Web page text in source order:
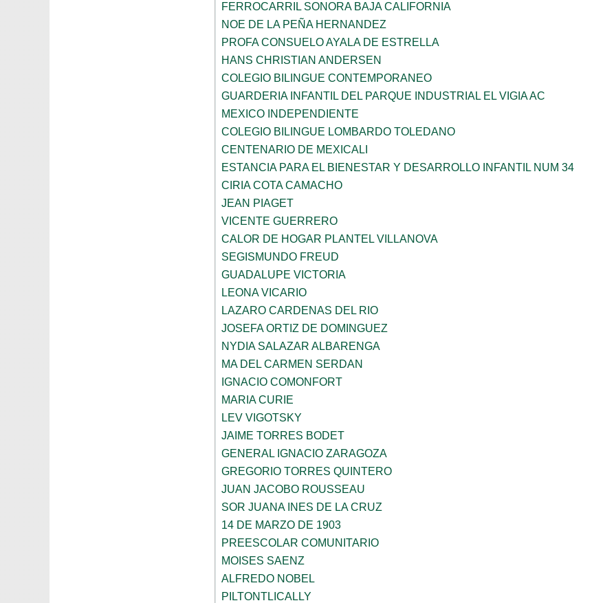
FERROCARRIL SONORA BAJA CALIFORNIA
NOE DE LA PEÑA HERNANDEZ
PROFA CONSUELO AYALA DE ESTRELLA
HANS CHRISTIAN ANDERSEN
COLEGIO BILINGUE CONTEMPORANEO
GUARDERIA INFANTIL DEL PARQUE INDUSTRIAL EL VIGIA AC
MEXICO INDEPENDIENTE
COLEGIO BILINGUE LOMBARDO TOLEDANO
CENTENARIO DE MEXICALI
ESTANCIA PARA EL BIENESTAR Y DESARROLLO INFANTIL NUM 34
CIRIA COTA CAMACHO
JEAN PIAGET
VICENTE GUERRERO
CALOR DE HOGAR PLANTEL VILLANOVA
SEGISMUNDO FREUD
GUADALUPE VICTORIA
LEONA VICARIO
LAZARO CARDENAS DEL RIO
JOSEFA ORTIZ DE DOMINGUEZ
NYDIA SALAZAR ALBARENGA
MA DEL CARMEN SERDAN
IGNACIO COMONFORT
MARIA CURIE
LEV VIGOTSKY
JAIME TORRES BODET
GENERAL IGNACIO ZARAGOZA
GREGORIO TORRES QUINTERO
JUAN JACOBO ROUSSEAU
SOR JUANA INES DE LA CRUZ
14 DE MARZO DE 1903
PREESCOLAR COMUNITARIO
MOISES SAENZ
ALFREDO NOBEL
PILTONTLICALLY